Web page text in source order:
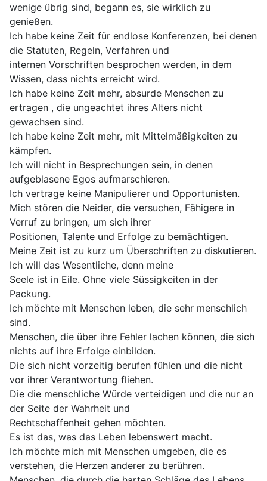
wenige übrig sind, begann es, sie wirklich zu
genießen.
Ich habe keine Zeit für endlose Konferenzen, bei denen
die Statuten, Regeln, Verfahren und
internen Vorschriften besprochen werden, in dem
Wissen, dass nichts erreicht wird.
Ich habe keine Zeit mehr, absurde Menschen zu
ertragen , die ungeachtet ihres Alters nicht
gewachsen sind.
Ich habe keine Zeit mehr, mit Mittelmäßigkeiten zu
kämpfen.
Ich will nicht in Besprechungen sein, in denen
aufgeblasene Egos aufmarschieren.
Ich vertrage keine Manipulierer und Opportunisten.
Mich stören die Neider, die versuchen, Fähigere in
Verruf zu bringen, um sich ihrer
Positionen, Talente und Erfolge zu bemächtigen.
Meine Zeit ist zu kurz um Überschriften zu diskutieren.
Ich will das Wesentliche, denn meine
Seele ist in Eile. Ohne viele Süssigkeiten in der
Packung.
Ich möchte mit Menschen leben, die sehr menschlich
sind.
Menschen, die über ihre Fehler lachen können, die sich
nichts auf ihre Erfolge einbilden.
Die sich nicht vorzeitig berufen fühlen und die nicht
vor ihrer Verantwortung fliehen.
Die die menschliche Würde verteidigen und die nur an
der Seite der Wahrheit und
Rechtschaffenheit gehen möchten.
Es ist das, was das Leben lebenswert macht.
Ich möchte mich mit Menschen umgeben, die es
verstehen, die Herzen anderer zu berühren.